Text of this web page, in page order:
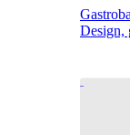
Design,